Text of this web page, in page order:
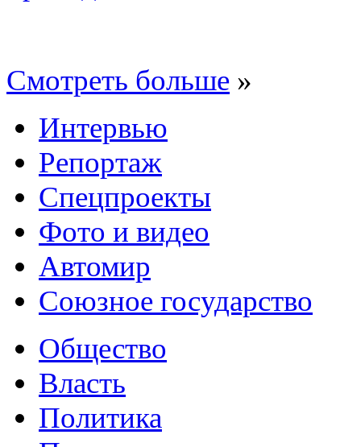
Смотреть больше »
Интервью
Репортаж
Спецпроекты
Фото и видео
Автомир
Союзное государство
Общество
Власть
Политика